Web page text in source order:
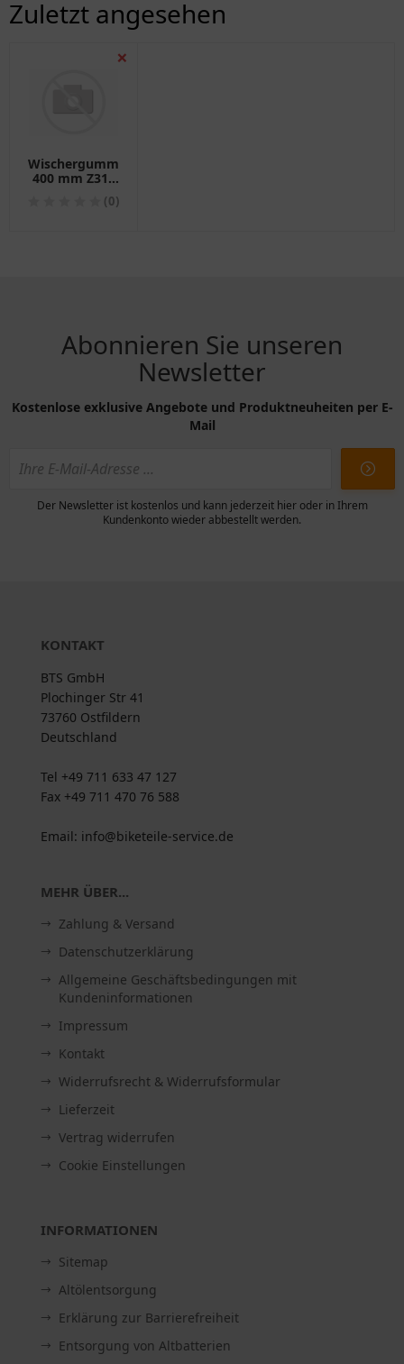
Zuletzt angesehen
❌
Wischergummi
400 mm Z319
(0)
Abonnieren Sie unseren
Newsletter
Kostenlose exklusive Angebote und Produktneuheiten per E-
Mail
Der Newsletter ist kostenlos und kann jederzeit hier oder in Ihrem
Kundenkonto wieder abbestellt werden.
KONTAKT
BTS GmbH
Plochinger Str 41
73760 Ostfildern
Deutschland
Tel +49 711 633 47 127
Fax +49 711 470 76 588
Email: info@biketeile-service.de
MEHR ÜBER...
Zahlung & Versand
Datenschutzerklärung
Allgemeine Geschäftsbedingungen mit
Kundeninformationen
Impressum
Kontakt
Widerrufsrecht & Widerrufsformular
Lieferzeit
Vertrag widerrufen
Cookie Einstellungen
INFORMATIONEN
Sitemap
Altölentsorgung
Erklärung zur Barrierefreiheit
Entsorgung von Altbatterien